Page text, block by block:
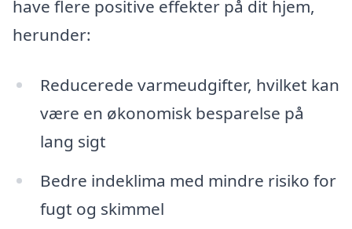
have flere positive effekter på dit hjem,
herunder:
Reducerede varmeudgifter, hvilket kan
være en økonomisk besparelse på
lang sigt
Bedre indeklima med mindre risiko for
fugt og skimmel